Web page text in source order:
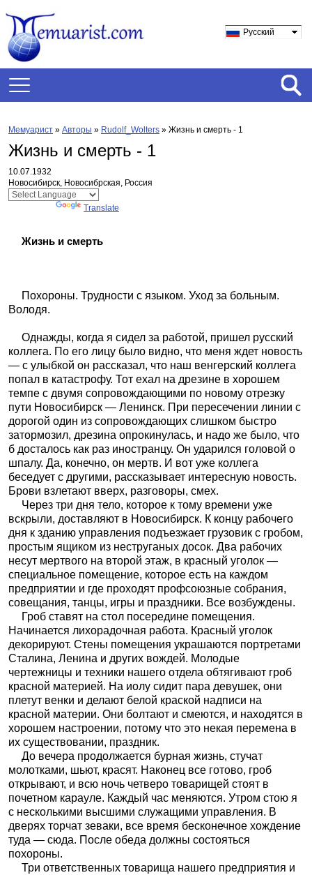
Русский
Мемуарист » Авторы » Rudolf_Wolters » Жизнь и смерть - 1
Жизнь и смерть - 1
10.07.1932
Новосибирск, Новосибрская, Россия
Translate
Жизнь и смерть
Похороны. Трудности с языком. Уход за больным.
Володя.
Однажды, когда я сидел за работой, пришел русский
коллега. По его лицу было видно, что меня ждет новость
— с улыбкой он рассказал, что наш венгерский коллега
попал в катастрофу. Тот ехал на дрезине в хорошем
темпе с двумя сопровождающими по новому отрезку
пути Новосибирск — Ленинск. При пересечении линии с
дорогой один из сопровождающих слишком быстро
затормозил, дрезина опрокинулась, и надо же было, что
б досталось как раз иностранцу. Он ударился головой о
шпалу. Да, конечно, он мертв. И вот уже коллега
беседует с другими, рассказывает интересную новость.
Брови взлетают вверх, разговоры, смех.
Через три дня тело, которое к тому времени уже
вскрыли, доставляют в Новосибирск. К концу рабочего
дня к зданию управления подъезжает грузовик с гробом,
простым ящиком из неструганых досок. Два рабочих
несут мертвого на второй этаж, в красный уголок —
специальное помещение, которое есть на каждом
предприятии и где проходят профсоюзные собрания,
совещания, танцы, игры и праздники. Все возбуждены.
Гроб ставят на стол посередине помещения.
Начинается лихорадочная работа. Красный уголок
декорируют. Стены помещения украшаются портретами
Сталина, Ленина и других вождей. Молодые
чертежницы и техники нашего отдела обтягивают гроб
красной материей. На иолу сидит пара девушек, они
плетут венки и делают белой краской надписи на
красной материи. Они болтают и смеются, и находятся в
хорошем настроении, потому что это некая перемена в
их существовании, праздник.
До вечера продолжается бурная жизнь, стучат
молотками, шьют, красят. Наконец все готово, гроб
открывают, и всю ночь четверо товарищей стоят в
почетном карауле. Каждый час меняются. Утром стою я
с несколькими высшими служащими управления. В
дверях торчат зеваки, все время бесконечное хождение
туда — сюда. После обеда должны состояться
похороны.
Три ответственных товарища нашего предприятия и